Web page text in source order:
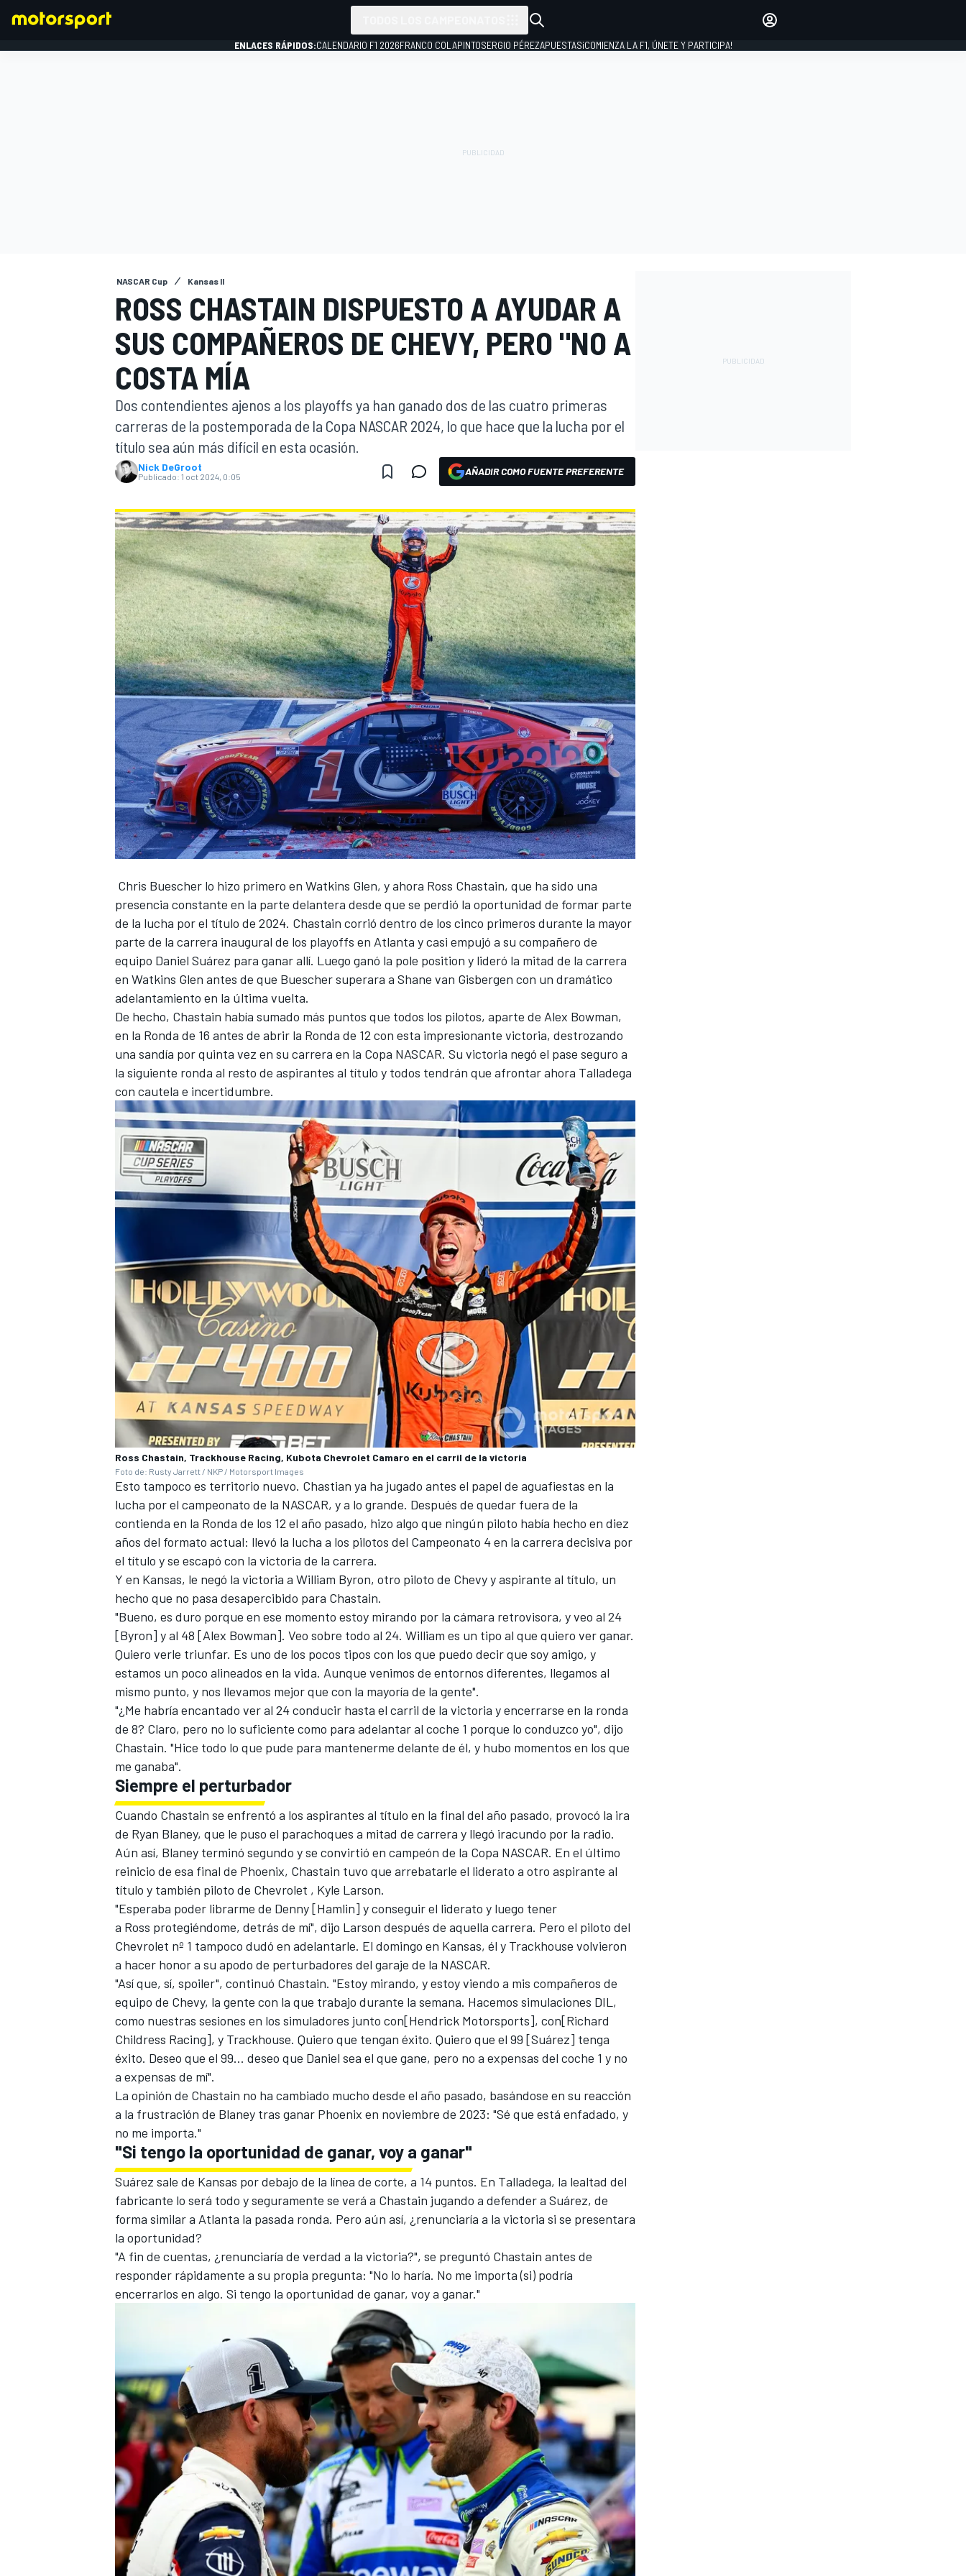
INDYCAR
MOTOGP
NASCAR CUP
FÓRMULA E
WRC
MÁS CATEGORÍAS
INICIAR SESIÓN
ENLACES RÁPIDOS:CALENDARIO F1 2026FRANCO COLAPINTOSERGIO PÉREZAPUESTAS¡COMIENZA LA F1, ÚNETE Y PARTICIPA!
NASCAR Cup Kansas II
ROSS CHASTAIN DISPUESTO A AYUDAR A
SUS COMPAÑEROS DE CHEVY, PERO "NO A
COSTA MÍA
Dos contendientes ajenos a los playoffs ya han ganado dos de las cuatro primeras
carreras de la postemporada de la Copa NASCAR 2024, lo que hace que la lucha por el
título sea aún más difícil en esta ocasión.
Nick DeGroot
Publicado: 1 oct 2024, 0:05 AÑADIR COMO FUENTE PREFERENTE
Chris Buescher lo hizo primero en Watkins Glen, y ahora Ross Chastain, que ha sido una
presencia constante en la parte delantera desde que se perdió la oportunidad de formar parte
de la lucha por el título de 2024. Chastain corrió dentro de los cinco primeros durante la mayor
parte de la carrera inaugural de los playoffs en Atlanta y casi empujó a su compañero de
equipo Daniel Suárez para ganar allí. Luego ganó la pole position y lideró la mitad de la carrera
en Watkins Glen antes de que Buescher superara a Shane van Gisbergen con un dramático
adelantamiento en la última vuelta.
De hecho, Chastain había sumado más puntos que todos los pilotos, aparte de Alex Bowman,
en la Ronda de 16 antes de abrir la Ronda de 12 con esta impresionante victoria, destrozando
una sandía por quinta vez en su carrera en la Copa NASCAR. Su victoria negó el pase seguro a
la siguiente ronda al resto de aspirantes al título y todos tendrán que afrontar ahora Talladega
con cautela e incertidumbre.
Ross Chastain, Trackhouse Racing, Kubota Chevrolet Camaro en el carril de la victoria
Foto de: Rusty Jarrett / NKP / Motorsport Images
Esto tampoco es territorio nuevo. Chastian ya ha jugado antes el papel de aguafiestas en la
lucha por el campeonato de la NASCAR, y a lo grande. Después de quedar fuera de la
contienda en la Ronda de los 12 el año pasado, hizo algo que ningún piloto había hecho en diez
años del formato actual: llevó la lucha a los pilotos del Campeonato 4 en la carrera decisiva por
el título y se escapó con la victoria de la carrera.
Y en Kansas, le negó la victoria a William Byron, otro piloto de Chevy y aspirante al título, un
hecho que no pasa desapercibido para Chastain.
"Bueno, es duro porque en ese momento estoy mirando por la cámara retrovisora, y veo al 24
[Byron] y al 48 [Alex Bowman]. Veo sobre todo al 24. William es un tipo al que quiero ver ganar.
Quiero verle triunfar. Es uno de los pocos tipos con los que puedo decir que soy amigo, y
estamos un poco alineados en la vida. Aunque venimos de entornos diferentes, llegamos al
mismo punto, y nos llevamos mejor que con la mayoría de la gente".
"¿Me habría encantado ver al 24 conducir hasta el carril de la victoria y encerrarse en la ronda
de 8? Claro, pero no lo suficiente como para adelantar al coche 1 porque lo conduzco yo", dijo
Chastain. "Hice todo lo que pude para mantenerme delante de él, y hubo momentos en los que
me ganaba".
Siempre el perturbador
Cuando Chastain se enfrentó a los aspirantes al título en la final del año pasado, provocó la ira
de Ryan Blaney, que le puso el parachoques a mitad de carrera y llegó iracundo por la radio.
Aún así, Blaney terminó segundo y se convirtió en campeón de la Copa NASCAR. En el último
reinicio de esa final de Phoenix, Chastain tuvo que arrebatarle el liderato a otro aspirante al
título y también piloto de Chevrolet , Kyle Larson.
"Esperaba poder librarme de Denny [Hamlin] y conseguir el liderato y luego tener
a Ross protegiéndome, detrás de mí", dijo Larson después de aquella carrera. Pero el piloto del
Chevrolet nº 1 tampoco dudó en adelantarle. El domingo en Kansas, él y Trackhouse volvieron
a hacer honor a su apodo de perturbadores del garaje de la NASCAR.
"Así que, sí, spoiler", continuó Chastain. "Estoy mirando, y estoy viendo a mis compañeros de
equipo de Chevy, la gente con la que trabajo durante la semana. Hacemos simulaciones DIL,
como nuestras sesiones en los simuladores junto con[Hendrick Motorsports], con[Richard
Childress Racing], y Trackhouse. Quiero que tengan éxito. Quiero que el 99 [Suárez] tenga
éxito. Deseo que el 99... deseo que Daniel sea el que gane, pero no a expensas del coche 1 y no
a expensas de mí".
La opinión de Chastain no ha cambiado mucho desde el año pasado, basándose en su reacción
a la frustración de Blaney tras ganar Phoenix en noviembre de 2023: "Sé que está enfadado, y
no me importa."
"Si tengo la oportunidad de ganar, voy a ganar"
Suárez sale de Kansas por debajo de la línea de corte, a 14 puntos. En Talladega, la lealtad del
fabricante lo será todo y seguramente se verá a Chastain jugando a defender a Suárez, de
forma similar a Atlanta la pasada ronda. Pero aún así, ¿renunciaría a la victoria si se presentara
la oportunidad?
"A fin de cuentas, ¿renunciaría de verdad a la victoria?", se preguntó Chastain antes de
responder rápidamente a su propia pregunta: "No lo haría. No me importa (si) podría
encerrarlos en algo. Si tengo la oportunidad de ganar, voy a ganar."